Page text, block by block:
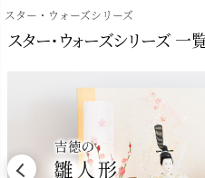
スター・ウォーズシリーズ
スター・ウォーズシリーズ 一